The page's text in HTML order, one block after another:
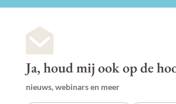
Ja, houd mij ook op de
nieuws, webinars en meer